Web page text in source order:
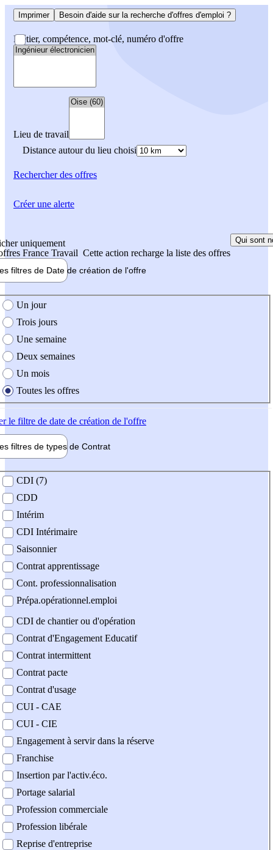
Imprimer Besoin d'aide sur la recherche d'offres d'emploi ?
Métier, compétence, mot-clé, numéro d'offre
Lieu de travail
Distance autour du lieu choisi
Rechercherdes offres
uniquement
France Travail Cette action recharge la liste des offres
Qui sont
filtres de Date de création de l'offre
création de l'offre
Un jour
Trois jours
Une semaine
Deux semaines
Un mois
Toutes les offres
le filtre de date de création de l'offre
filtres de types de Contrat
contrat
CDI (7)
CDD
Intérim
CDI Intérimaire
Saisonnier
Contrat apprentissage
Cont. professionnalisation
Prépa.opérationnel.emploi
CDI de chantier ou d'opération
Contrat d'Engagement Educatif
Contrat intermittent
Contrat pacte
Contrat d'usage
CUI - CAE
CUI - CIE
Engagement à servir dans la réserve
Franchise
Insertion par l'activ.éco.
Portage salarial
Profession commerciale
Profession libérale
Reprise d'entreprise
Créer une alerte